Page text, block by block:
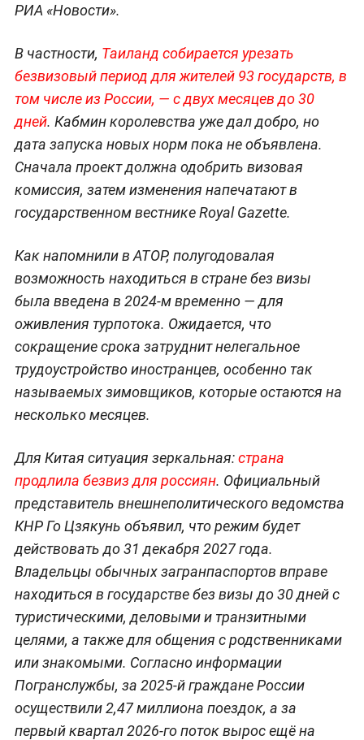
РИА «Новости».
В частности, Таиланд собирается урезать
безвизовый период для жителей 93 государств, в
том числе из России, — с двух месяцев до 30
дней. Кабмин королевства уже дал добро, но
дата запуска новых норм пока не объявлена.
Сначала проект должна одобрить визовая
комиссия, затем изменения напечатают в
государственном вестнике Royal Gazette.
Как напомнили в АТОР, полугодовалая
возможность находиться в стране без визы
была введена в 2024-м временно — для
оживления турпотока. Ожидается, что
сокращение срока затруднит нелегальное
трудоустройство иностранцев, особенно так
называемых зимовщиков, которые остаются на
несколько месяцев.
Для Китая ситуация зеркальная:страна
продлила безвиз для россиян. Официальный
представитель внешнеполитического ведомства
КНР Го Цзякунь объявил, что режим будет
действовать до 31 декабря 2027 года.
Владельцы обычных загранпаспортов вправе
находиться в государстве без визы до 30 дней с
туристическими, деловыми и транзитными
целями, а также для общения с родственниками
или знакомыми. Согласно информации
Погранслужбы, за 2025-й граждане России
осуществили 2,47 миллиона поездок, а за
первый квартал 2026-го поток вырос ещё на